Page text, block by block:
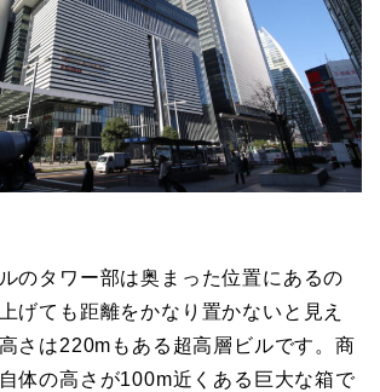
のタワー部は奥まった位置にあるの
げても距離をかなり置かないと見え
さは220mもある超高層ビルです。商
体の高さが100m近くある巨大な箱で